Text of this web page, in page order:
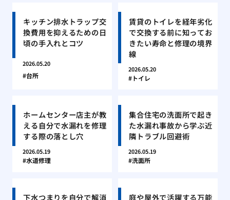
キッチン排水トラップ交
換費用を抑えるための日
頃の手入れとコツ
2026.05.20
台所
賃貸のトイレを経年劣化
で交換する前に知ってお
きたい寿命と修理の境界
線
2026.05.20
トイレ
ホームセンター店主が教
える自分で水漏れを修理
する際の落とし穴
2026.05.19
水道修理
集合住宅の洗面所で起き
た水漏れ事故から学ぶ近
隣トラブル回避術
2026.05.19
洗面所
下水つまりを自分で解消 庭や屋外で活躍する万能